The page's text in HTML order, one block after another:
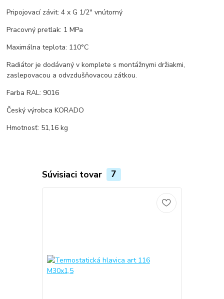
Pripojovací závit: 4 x G 1/2" vnútorný
Pracovný pretlak: 1 MPa
Maximálna teplota: 110°C
Radiátor je dodávaný v komplete s montážnymi držiakmi,
zaslepovacou a odvzdušňovacou zátkou.
Farba RAL: 9016
Český výrobca KORADO
Hmotnosť: 51,16 kg
Súvisiaci tovar 7